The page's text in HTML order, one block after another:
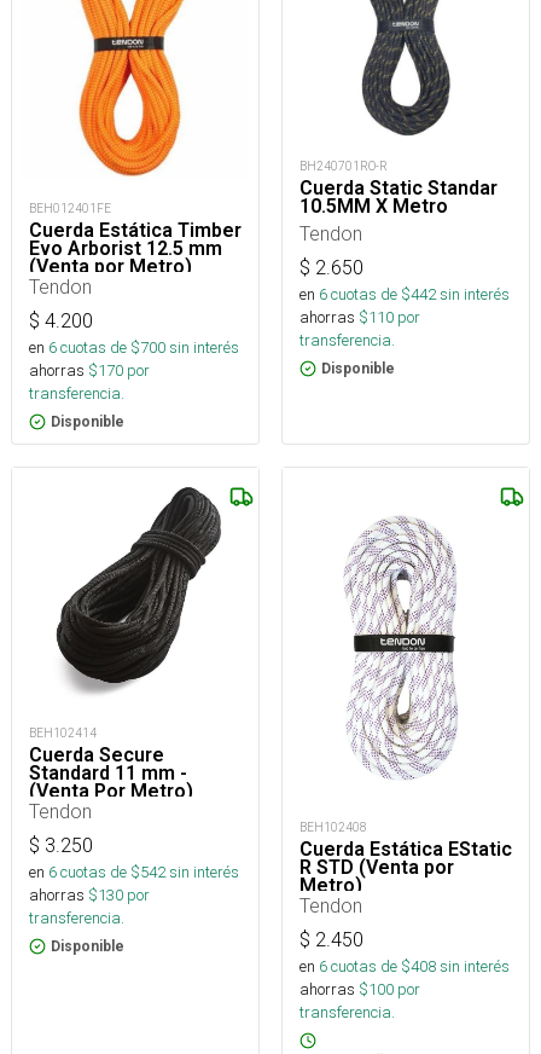
BEH012401FE
Cuerda Estática Timber
Evo Arborist 12.5 mm
(Venta por Metro)
Tendon
$ 4.200
en 6cuotas de $700sin interés
ahorras $170 por
transferencia.
Disponible
BH240701RO-R
Cuerda Static Standar
10.5MM X Metro
Tendon
$ 2.650
en 6cuotas de $442sin interés
ahorras $110 por
transferencia.
Disponible
BEH102414
Cuerda Secure
Standard 11 mm -
(Venta Por Metro)
Tendon
$ 3.250
en 6cuotas de $542sin interés
ahorras $130 por
transferencia.
Disponible
BEH102408
Cuerda Estática EStatic
R STD (Venta por
Metro)
Tendon
$ 2.450
en 6cuotas de $408sin interés
ahorras $100 por
transferencia.